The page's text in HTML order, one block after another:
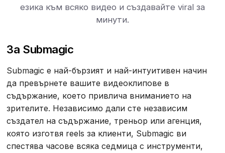
езика към всяко видео и създавайте viral за
минути.
За Submagic
Submagic е най-бързият и най-интуитивен начин
да превърнете вашите видеоклипове в
съдържание, което привлича вниманието на
зрителите. Независимо дали сте независим
създател на съдържание, треньор или агенция,
която изготвя reels за клиенти, Submagic ви
спестява часове всяка седмица с инструменти,